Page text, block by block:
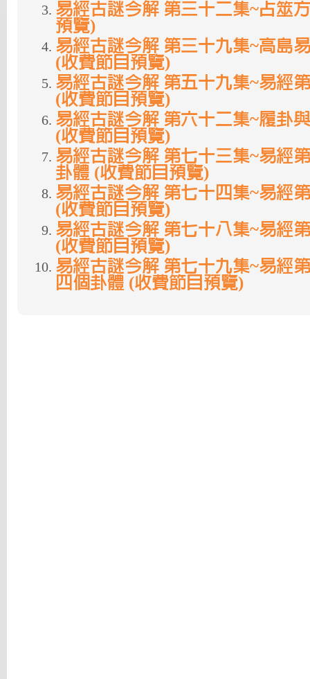
易經古謎今解 第三十二集~占筮
預覽)
易經古謎今解 第三十九集~高島
(收費節目預覽)
易經古謎今解 第五十九集~易經
(收費節目預覽)
易經古謎今解 第六十二集~履卦
(收費節目預覽)
易經古謎今解 第七十三集~易經
卦體 (收費節目預覽)
易經古謎今解 第七十四集~易經
(收費節目預覽)
易經古謎今解 第七十八集~易經
(收費節目預覽)
易經古謎今解 第七十九集~易經
四個卦體 (收費節目預覽)